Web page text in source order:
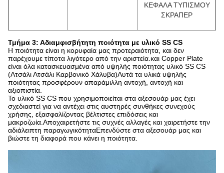
ΚΕΦΑΛΑ ΤΥΠΙΣΜΟΥ
ΣΚΡΑΠΕΡ
Τμήμα 3: Αδιαμφισβήτητη ποιότητα με υλικό SS CS
Η ποιότητα είναι η κορυφαία μας προτεραιότητα, και δεν
παρέχουμε τίποτα λιγότερο από την αριστεία.και Copper Plate
είναι όλα κατασκευασμένα από υψηλής ποιότητας υλικό SS CS
(Ατσάλι Ατσάλι Καρβονικό Χάλυβα)Αυτά τα υλικά υψηλής
ποιότητας προσφέρουν απαράμιλλη αντοχή, αντοχή και
αξιοπιστία.
Το υλικό SS CS που χρησιμοποιείται στα αξεσουάρ μας έχει
σχεδιαστεί για να αντέχει στις αυστηρές συνθήκες συνεχούς
χρήσης, εξασφαλίζοντας βέλτιστες επιδόσεις και
μακροζωία.Αποχαιρετήστε τις συχνές αλλαγές και χαιρετήστε την
αδιάλειπτη παραγωγικότηταΕπενδύστε στα αξεσουάρ μας και
βιώστε τη διαφορά που κάνει η ποιότητα.